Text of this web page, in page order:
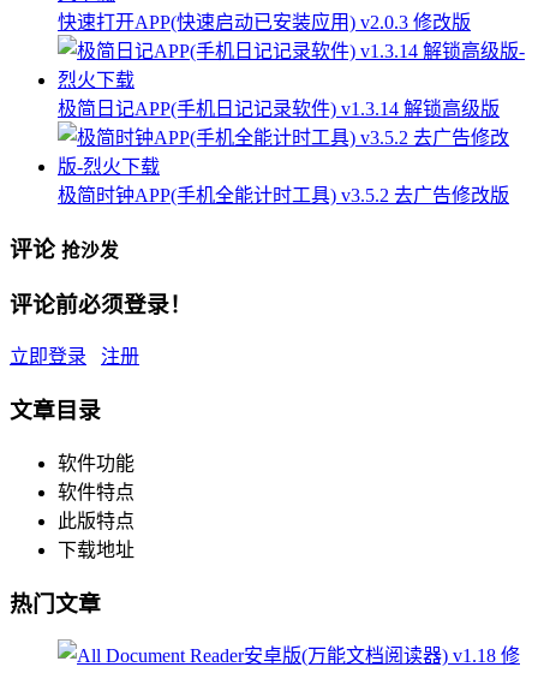
快速打开APP(快速启动已安装应用) v2.0.3 修改版
极简日记APP(手机日记记录软件) v1.3.14 解锁高级版
极简时钟APP(手机全能计时工具) v3.5.2 去广告修改版
评论 抢沙发
评论前必须登录！
立即登录 注册
文章目录
软件功能
软件特点
此版特点
下载地址
热门文章